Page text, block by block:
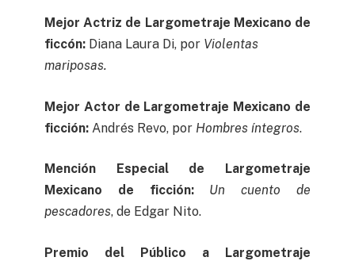
Mejor Actriz de Largometraje Mexicano de
ficcón: Diana Laura Di, por Violentas
mariposas.
Mejor Actor de Largometraje Mexicano de
ficción: Andrés Revo, por Hombres íntegros.
Mención Especial de Largometraje
Mexicano de ficción:
Un cuento de
pescadores, de Edgar Nito.
Premio del Público a Largometraje